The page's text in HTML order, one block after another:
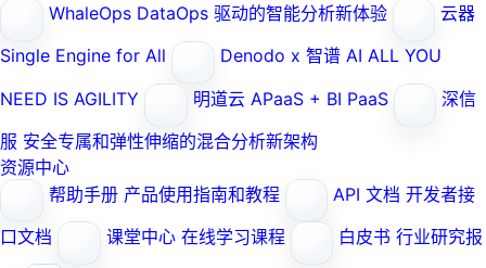
WhaleOps DataOps 驱动的智能分析新体验
云器
Single Engine for All
Denodo x 智谱 AI ALL YOU
NEED IS AGILITY
明道云 APaaS + BI PaaS
深信
服 安全专属和弹性伸缩的混合分析新架构
资源中心
帮助手册 产品使用指南和教程 API 文档 开发者接
口文档
课堂中心 在线学习课程 白皮书 行业研究报